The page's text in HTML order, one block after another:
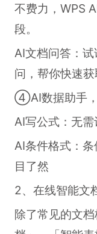
不费力，WPS
段。
AI文档问答：
问，帮你快速获
④AI数据助手
AI写公式：无
AI条件格式：
目了然
2、在线智能文
除了常见的文